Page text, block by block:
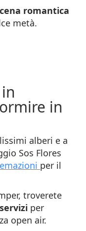
cena romantica
metà.
in
alberi e a
Sos Flores
per il
troverete
per
open air.